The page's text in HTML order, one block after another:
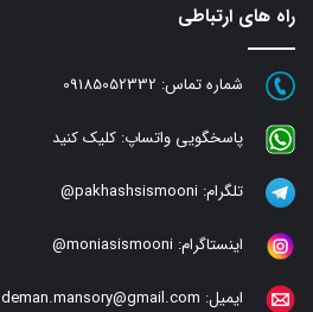
راه های ارتباطی
شماره تماس: 09185052332
پاسخگویی واتساپ: کلیک کنید
تلگرام: pakhashsismooni@
اینستاگرام: moniasismooni@
ایمیل: deman.mansory@gmail.com